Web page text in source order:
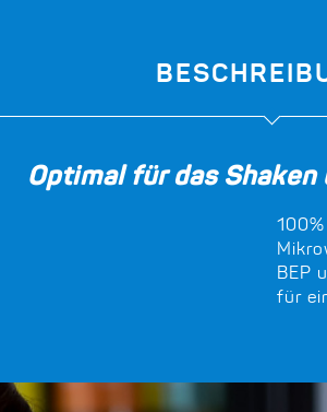
Optimal für das Shaken
BEP
für